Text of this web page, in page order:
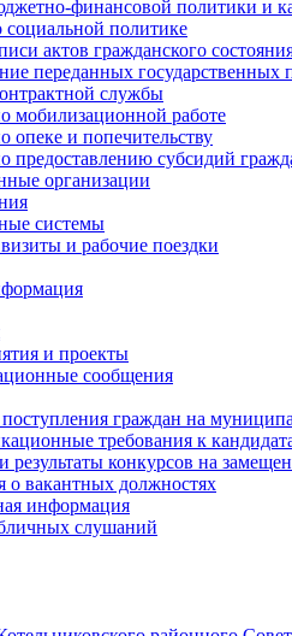
финансовой политики и
социальной политике
актов гражданского
переданных государственных
службы
мобилизационной работе
опеке и попечительству
предоставлению субсидий
организации
системы
и рабочие поездки
и проекты
сообщения
граждан на
требования к
результаты конкурсов на
о вакантных должностях
информация
слушаний